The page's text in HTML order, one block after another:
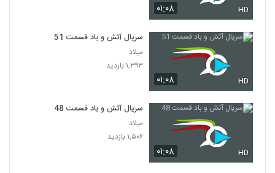
۰۱:۰۸ HD
۰۱:۰۸ HD
سریال آتش و باد قسمت 51
میلاد
۱,۳۹۳ بازدید
۰۱:۰۸ HD
سریال آتش و باد قسمت 48
میلاد
۱,۵۰۶ بازدید